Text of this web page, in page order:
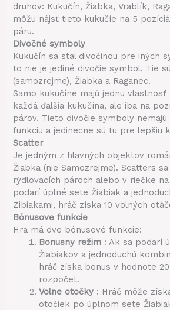
druhov: Kukučín, Žiabka, Vrablík,
môžu nájsť tieto kukučíe na 5
páru.
Divočné symboly
Kukučín sa stal divočinou pre iných
to nie je jediné divočie symbol. Tie
(samozrejme), Žiabka a Raganec.
Samo kukučíne majú jednu vlastnosť
každá ďalšia kukučína, ale iba na
párov. Tieto divočie symboly nemajú
funkciu a jedinecne sú tu pre lepšiu
Scatter
Je jedným z hlavných objektov
Žiabka (nie Samozrejme). Scatters
rýdlovacích pároch alebo v riečke
podarí úplné sete Žiabiak a
Zibiakami, hráč získa 10 volných
Bónusove funkcie
Hra má dve bónusové funkcie:
Bonusny režim : Ak sa podarí
Žiabiakov a jednoduchú
hráč získa bonus v hodnote
rozpočet.
Volne otočky : Hráč môže
otočiek po úplnom sete